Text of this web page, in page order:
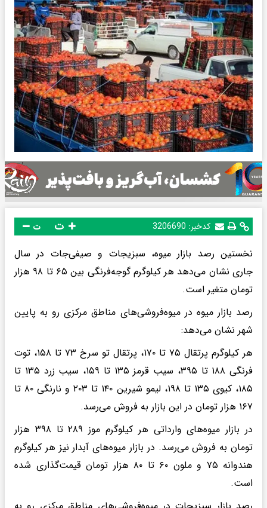
کدخبر: 3206690 ت
نخستین رصد بازار میوه، سبزیجات و صیفی‌جات در سال
جاری نشان می‌دهد هر کیلوگرم گوجه‌فرنگی بین ۶۵ تا ۹۸ هزار
تومان متغیر است.
رصد بازار میوه در میوه‌فروشی‌های مناطق مرکزی رو به پایین
شهر نشان می‌دهد:
هر کیلوگرم پرتقال ۷۵ تا ۱۷۰، پرتقال تو سرخ ۷۳ تا ۱۵۸، توت
فرنگی ۱۸۸ تا ۳۹۵، سیب قرمز ۱۳۵ تا ۱۵۹، سیب زرد ۱۳۵ تا
۱۸۵، کیوی ۱۳۵ تا ۱۹۸، لیمو شیرین ۱۴۰ تا ۲۰۳ و نارنگی ۸۰ تا
۱۶۷ هزار تومان در این بازار به فروش می‌رسد.
در بازار میوه‌های وارداتی هر کیلوگرم موز ۲۸۹ تا ۳۹۸ هزار
تومان به فروش می‌رسد. در بازار میوه‌های آبدار نیز هر کیلوگرم
هندوانه ۷۵ و ملون ۶۰ تا ۸۰ هزار تومان قیمت‌گذاری شده
است.